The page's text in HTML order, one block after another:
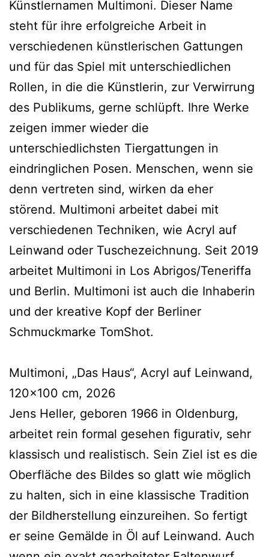
Künstlernamen Multimoni. Dieser Name
steht für ihre erfolgreiche Arbeit in
verschiedenen künstlerischen Gattungen
und für das Spiel mit unterschiedlichen
Rollen, in die die Künstlerin, zur Verwirrung
des Publikums, gerne schlüpft. Ihre Werke
zeigen immer wieder die
unterschiedlichsten Tiergattungen in
eindringlichen Posen. Menschen, wenn sie
denn vertreten sind, wirken da eher
störend. Multimoni arbeitet dabei mit
verschiedenen Techniken, wie Acryl auf
Leinwand oder Tuschezeichnung. Seit 2019
arbeitet Multimoni in Los Abrigos/Teneriffa
und Berlin. Multimoni ist auch die Inhaberin
und der kreative Kopf der Berliner
Schmuckmarke TomShot.
Multimoni, „Das Haus“, Acryl auf Leinwand,
120×100 cm, 2026
Jens Heller, geboren 1966 in Oldenburg,
arbeitet rein formal gesehen figurativ, sehr
klassisch und realistisch. Sein Ziel ist es die
Oberfläche des Bildes so glatt wie möglich
zu halten, sich in eine klassische Tradition
der Bildherstellung einzureihen. So fertigt
er seine Gemälde in Öl auf Leinwand. Auch